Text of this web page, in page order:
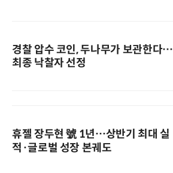
경찰 압수 코인, 두나무가 보관한다…
최종 낙찰자 선정
휴젤 장두현 號 1년…상반기 최대 실
적·글로벌 성장 본궤도